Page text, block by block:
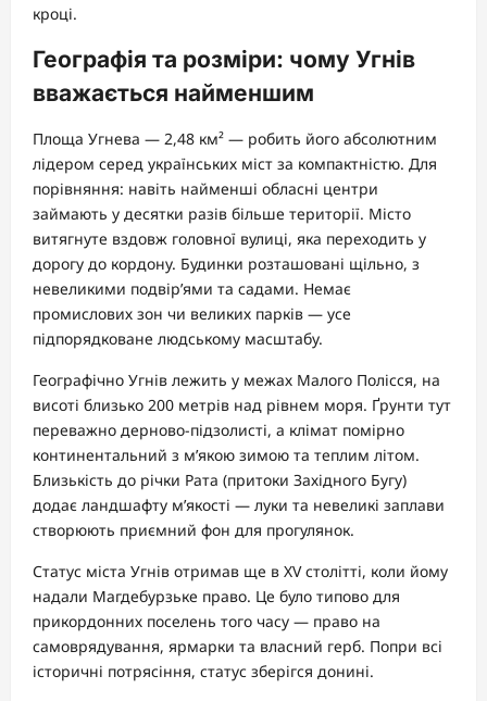
кроці.
Географія та розміри: чому Угнів
вважається найменшим
Площа Угнева — 2,48 км² — робить його абсолютним
лідером серед українських міст за компактністю. Для
порівняння: навіть найменші обласні центри
займають у десятки разів більше території. Місто
витягнуте вздовж головної вулиці, яка переходить у
дорогу до кордону. Будинки розташовані щільно, з
невеликими подвір’ями та садами. Немає
промислових зон чи великих парків — усе
підпорядковане людському масштабу.
Географічно Угнів лежить у межах Малого Полісся, на
висоті близько 200 метрів над рівнем моря. Ґрунти тут
переважно дерново-підзолисті, а клімат помірно
континентальний з м’якою зимою та теплим літом.
Близькість до річки Рата (притоки Західного Бугу)
додає ландшафту м’якості — луки та невеликі заплави
створюють приємний фон для прогулянок.
Статус міста Угнів отримав ще в XV столітті, коли йому
надали Магдебурзьке право. Це було типово для
прикордонних поселень того часу — право на
самоврядування, ярмарки та власний герб. Попри всі
історичні потрясіння, статус зберігся донині.